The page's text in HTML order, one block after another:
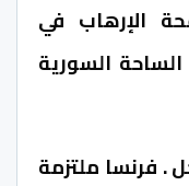
الإرهاب في
السورية
. فرنسا ملتزمة